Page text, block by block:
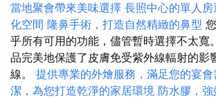
當地聚會帶來美味選擇 長照中心的單人
化空間 隆鼻手術，打造自然精緻的鼻型
乎所有可用的功能，儘管暫時選擇不太寬
品完美地保護了皮膚免受紫外線輻射的影
線。 提供專業的外燴服務，滿足您的宴會
潔，為您打造乾淨的家居環境 防水膠，